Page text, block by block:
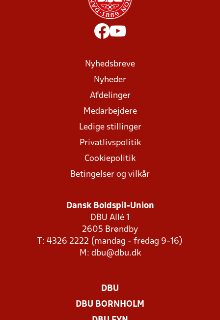
Nyhedsbreve
Nyheder
Afdelinger
Medarbejdere
Ledige stillinger
Privatlivspolitik
Cookiepolitik
Betingelser og vilkår
Dansk Boldspil-Union
DBU Allé 1
2605 Brøndby
T: 4326 2222 (mandag - fredag 9-16)
M: dbu@dbu.dk
DBU
DBU BORNHOLM